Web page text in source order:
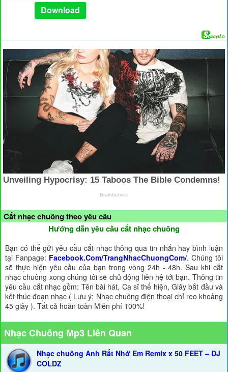
Download
Cắt nhạc chuông theo yêu cầu
Hướng dẫn yêu cầu cắt nhạc chuông
Bạn có thể gửi yêu cầu cắt nhạc thông qua tin nhắn hay bình luận
tại Fanpage: Facebook.Com/TrangNhacChuongCom/. Chúng tôi
sẽ thực hiện yêu cầu của bạn trong vòng 24h - 48h. Sau khi cắt
nhạc chuông xong chúng tôi sẽ chủ động liên hệ tới bạn. Thông tin
yêu cầu cắt nhạc gồm: Tên bài hát, Ca sĩ thể hiện, Giây bắt đầu và
kết thúc đoạn nhạc ( Lưu ý: Nhạc chuông điện thoại chỉ reo khoảng
45 giây ). Tất cả hoàn toàn Miễn phí 100%!
Nhạc Chuông Mp3 Liên Quan
Nhạc chuông Anh Rất Nhớ Em Remix x 50 FEET – DJ
COLDZ